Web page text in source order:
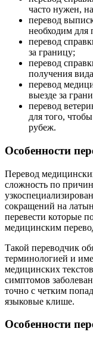
часто нужен,
перевод
необходим для
перевод
за границу;
перевод
получения
перевод
выезде за
перевод
для того,
рубеж.
Особенности
Перевод
сложность по
сокращений на
перевести которые
медицинским
Такой переводчик
терминологией и
медицинских
симптомов
точно с четким
языковые клише.
Особенности